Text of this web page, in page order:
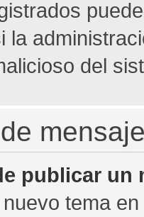
la
del
publicar un
tema